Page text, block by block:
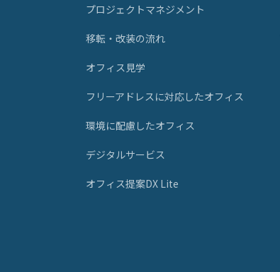
プロジェクトマネジメント
移転・改装の流れ
オフィス見学
フリーアドレスに対応したオフィス
環境に配慮したオフィス
デジタルサービス
オフィス提案DX Lite